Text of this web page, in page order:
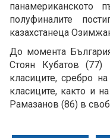
полуфиналите
казахстанеца
До момента
Стоян Кубатов
класиците, сребро
класиците, както и
Рамазанов (86) в